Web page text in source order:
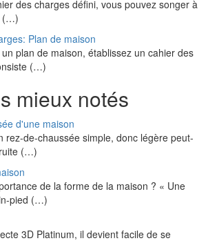
des charges défini, vous pouvez songer à
(…)
Plan de maison
un plan de maison, établissez un cahier des
(…)
mieux notés
d'une maison
rez-de-chaussée simple, donc légère peut-
(…)
de la forme de la maison ? « Une
pied (…)
3D Platinum, il devient facile de se